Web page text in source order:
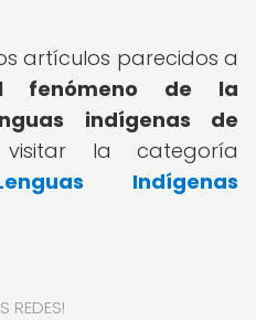
artículos parecidos a
fenómeno de la
indígenas de
la categoría
Indígenas
REDES!